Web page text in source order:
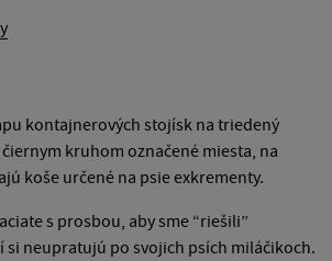
kontajnerových stojísk na triedený
kruhom označené miesta, na
koše určené na psie exkrementy.
s prosbou, aby sme “riešili”
si neupratujú po svojich psích miláčikoch.